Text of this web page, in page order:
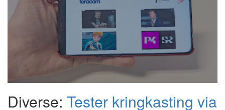
Diverse: Tester kringkasting via